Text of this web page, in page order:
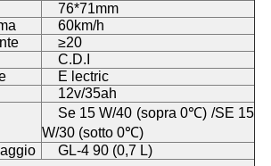
76*71mm
60km/h
≥20
C.D.I
E lectric
12v/35ah
Se 15 W/40 (sopra 0℃) /SE 15
W/30 (sotto 0℃)
GL-4 90 (0,7 L)